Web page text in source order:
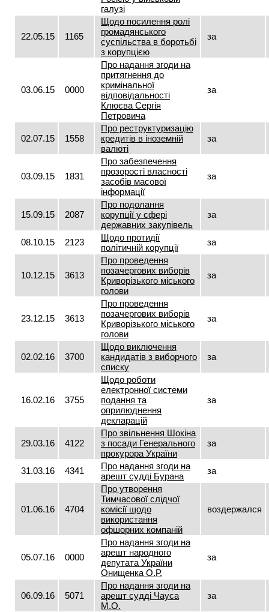
галузі
22.05.15 1165
Щодо посилення ролі
громадянського
суспільства в боротьбі
з корупцією
за
03.06.15 0000
Про надання згоди на
притягнення до
кримінальної
відповідальності
Клюєва Сергія
Петровича
за
02.07.15 1558
Про реструктуризацію
кредитів в іноземній
валюті
за
03.09.15 1831
Про забезпечення
прозорості власності
засобів масової
інформації
за
15.09.15 2087
Про подолання
корупції у сфері
державних закупівель
за
08.10.15 2123
Щодо протидії
політичній корупції
за
10.12.15 3613
Про проведення
позачергових виборів
Криворізького міського
голови
за
23.12.15 3613
Про проведення
позачергових виборів
Криворізького міського
голови
за
02.02.16 3700
Щодо виключення
кандидатів з виборчого
списку
за
16.02.16 3755
Щодо роботи
електронної системи
подання та
оприлюднення
декларацій
за
29.03.16 4122
Про звільнення Шокіна
з посади Генерального
прокурора України
за
31.03.16 4341
Про надання згоди на
арешт судді Бурана
за
01.06.16 4704
Про утворення
Тимчасової слідчої
комісії щодо
використання
офшорних компаній
воздержался
05.07.16 0000
Про надання згоди на
арешт народного
депутата України
Онищенка О.Р.
за
06.09.16 5071
Про надання згоди на
арешт судді Чауса
М.О.
за